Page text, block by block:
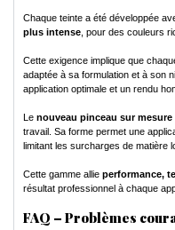
Chaque teinte a été développée
plus intense, pour des couleurs
Cette exigence implique que
adaptée à sa formulation et à son
application optimale et un rendu
Le nouveau pinceau sur mesure
travail. Sa forme permet une
limitant les surcharges de matière
Cette gamme allie performance,
résultat professionnel à chaque
FAQ – Problèmes